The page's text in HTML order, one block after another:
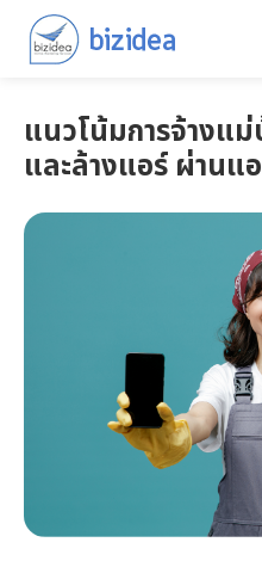
แนวโน้มการจ้างแม่
และล้างแอร์ ผ่านแ